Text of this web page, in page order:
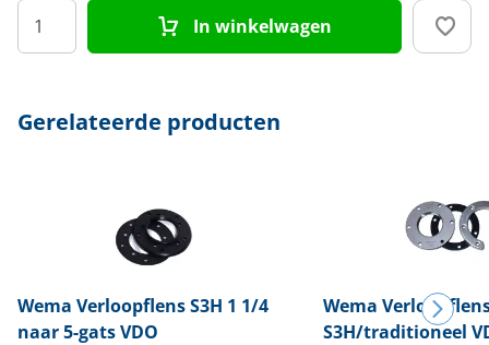
In winkelwagen
Gerelateerde producten
Wema Verloopflens S3H 1 1/4
naar 5-gats VDO
Wema
S3H/traditioneel